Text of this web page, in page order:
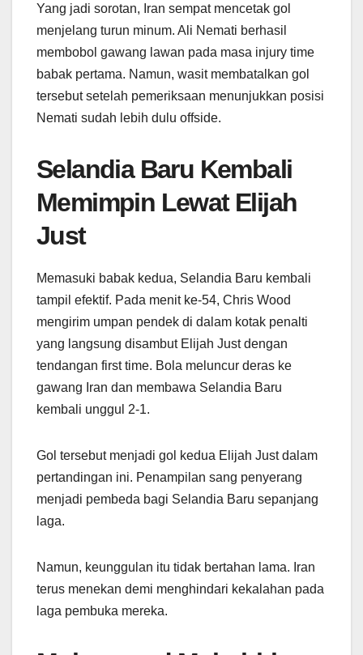
Yang jadi sorotan, Iran sempat mencetak gol
menjelang turun minum. Ali Nemati berhasil
membobol gawang lawan pada masa injury time
babak pertama. Namun, wasit membatalkan gol
tersebut setelah pemeriksaan menunjukkan posisi
Nemati sudah lebih dulu offside.
Selandia Baru Kembali
Memimpin Lewat Elijah
Just
Memasuki babak kedua, Selandia Baru kembali
tampil efektif. Pada menit ke-54, Chris Wood
mengirim umpan pendek di dalam kotak penalti
yang langsung disambut Elijah Just dengan
tendangan first time. Bola meluncur deras ke
gawang Iran dan membawa Selandia Baru
kembali unggul 2-1.
Gol tersebut menjadi gol kedua Elijah Just dalam
pertandingan ini. Penampilan sang penyerang
menjadi pembeda bagi Selandia Baru sepanjang
laga.
Namun, keunggulan itu tidak bertahan lama. Iran
terus menekan demi menghindari kekalahan pada
laga pembuka mereka.